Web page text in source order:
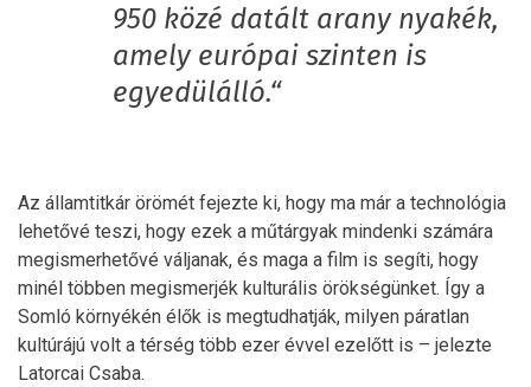
950 közé datált arany nyakék,
amely európai szinten is
egyedülálló.“
Az államtitkár örömét fejezte ki, hogy ma már a technológia
lehetővé teszi, hogy ezek a műtárgyak mindenki számára
megismerhetővé váljanak, és maga a film is segíti, hogy
minél többen megismerjék kulturális örökségünket. Így a
Somló környékén élők is megtudhatják, milyen páratlan
kultúrájú volt a térség több ezer évvel ezelőtt is – jelezte
Latorcai Csaba.